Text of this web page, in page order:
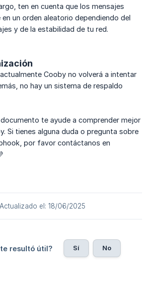
ten en cuenta que los mensajes
un orden aleatorio dependiendo del
y de la estabilidad de tu red.
Cooby no volverá a intentar
no hay un sistema de respaldo
te ayude a comprender mejor
Si tienes alguna duda o pregunta sobre
por favor contáctanos en
Actualizado el: 18/06/2025
resultó útil? Sí No